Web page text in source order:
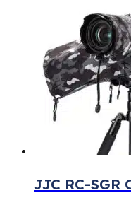
JJC RC-SGR